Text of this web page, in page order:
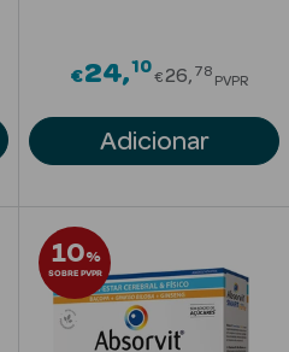
from
€24 10Price
€26 78
PVPR
Adicionar
10%
SOBRE PVPR